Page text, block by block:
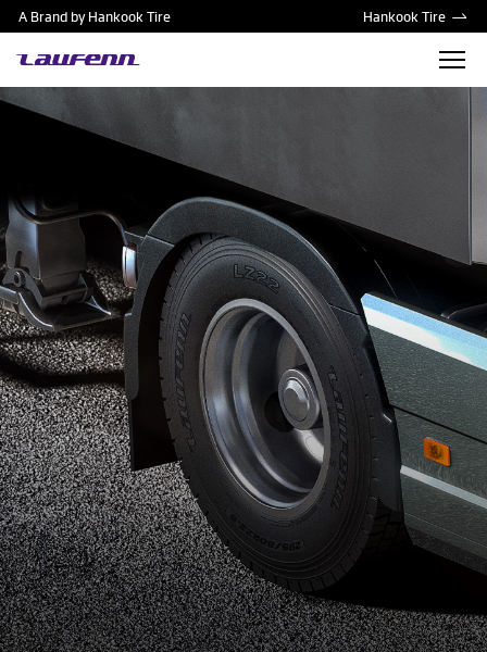
A Brand by Hankook Tire Hankook Tire